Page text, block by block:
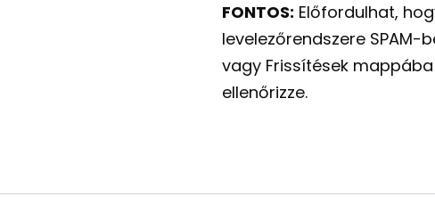
FONTOS: Előfordulhat,
levelezőrendszere SPAM-
vagy Frissítések
ellenőrizze.